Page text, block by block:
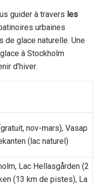
guider à travers les
urbaines
de glace naturelle. Une
à Stockholm
d’hiver.
nov-mars), Vasap
(lac naturel)
Lac Hellasgården (2
(13 km de pistes), La